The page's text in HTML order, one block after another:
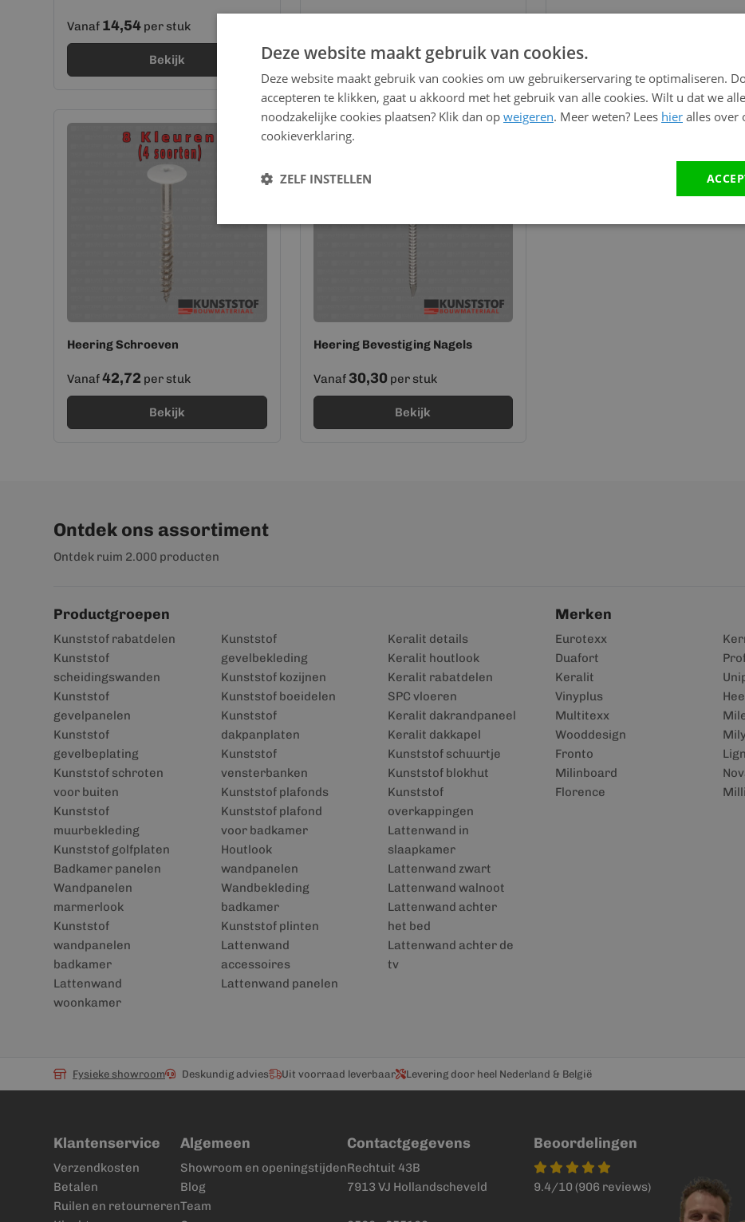
Vanaf 14,54 per stuk
Bekijk Bekijk
Heering Schroeven
Vanaf42,72 per stuk
Bekijk
Heering Bevestiging Nagels
Vanaf30,30 per stuk
Bekijk
Ontdek ons assortiment
Ontdek ruim 2.000 producten
Productgroepen
Kunststof rabatdelen
Kunststof
scheidingswanden
Kunststof
gevelpanelen
Kunststof
gevelbeplating
Kunststof schroten
voor buiten
Kunststof
muurbekleding
Kunststof golfplaten
Badkamer panelen
Wandpanelen
marmerlook
Kunststof
wandpanelen
badkamer
Lattenwand
woonkamer
Kunststof
gevelbekleding
Kunststof kozijnen
Kunststof boeidelen
Kunststof
dakpanplaten
Kunststof
vensterbanken
Kunststof plafonds
Kunststof plafond
voor badkamer
Houtlook
wandpanelen
Wandbekleding
badkamer
Kunststof plinten
Lattenwand
accessoires
Lattenwand panelen
Keralit details
Keralit houtlook
Keralit rabatdelen
SPC vloeren
Keralit dakrandpaneel
Keralit dakkapel
Kunststof schuurtje
Kunststof blokhut
Kunststof
overkappingen
Lattenwand in
slaapkamer
Lattenwand zwart
Lattenwand walnoot
Lattenwand achter
het bed
Lattenwand achter de
tv
Merken
Eurotexx
Duafort
Keralit
Vinyplus
Multitexx
Wooddesign
Fronto
Milinboard
Florence
Fysieke showroom Deskundig advies Uit voorraad leverbaar Levering door heel Nederland & België
Klantenservice
Verzendkosten
Betalen
Ruilen en retourneren
Algemeen
Showroom en openingstijden
Blog
Team
Contactgegevens
Rechtuit 43B
7913 VJ Hollandscheveld
Beoordelingen
9.4/10 (906 reviews)
Deze website maakt gebruik van cookies.
Deze website maakt gebruik van cookies om uw gebruikerservaring te optimaliseren.
accepteren te klikken, gaat u akkoord met het gebruik van alle cookies. Wilt u dat we
noodzakelijke cookies plaatsen? Klik dan op weigeren. Meer weten? Lees hier alles over
cookieverklaring.
ZELF INSTELLEN